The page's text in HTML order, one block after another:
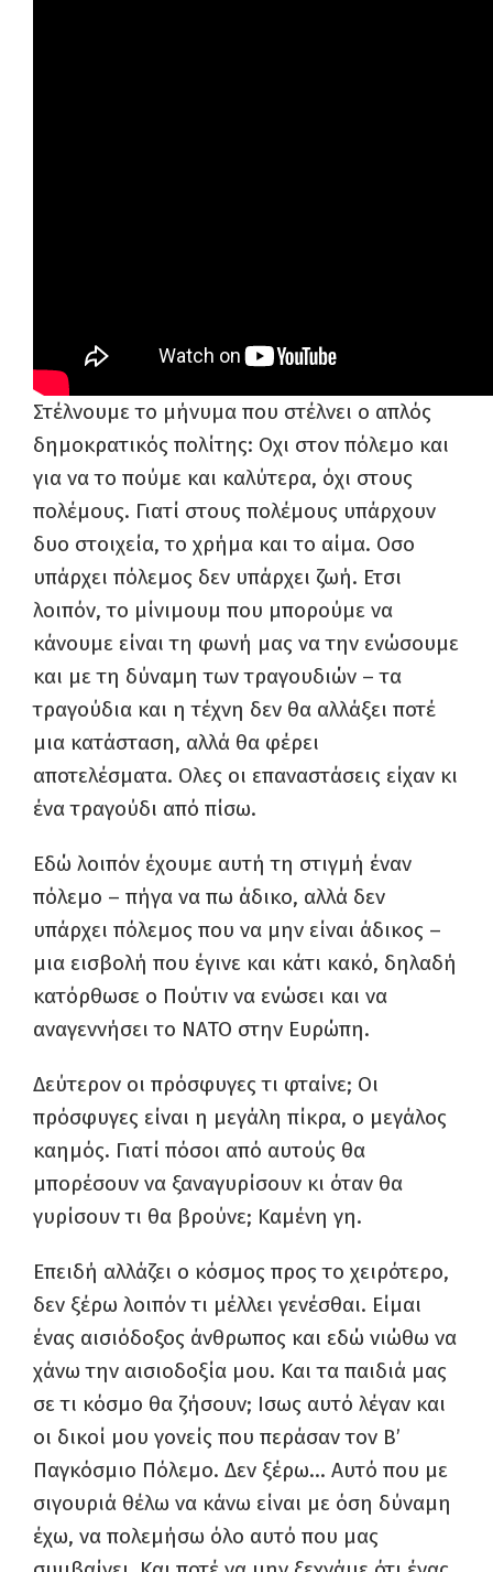
Στέλνουμε το μήνυμα που στέλνει ο απλός
δημοκρατικός πολίτης: Οχι στον πόλεμο και
για να το πούμε και καλύτερα, όχι στους
πολέμους. Γιατί στους πολέμους υπάρχουν
δυο στοιχεία, το χρήμα και το αίμα. Οσο
υπάρχει πόλεμος δεν υπάρχει ζωή. Ετσι
λοιπόν, το μίνιμουμ που μπορούμε να
κάνουμε είναι τη φωνή μας να την ενώσουμε
και με τη δύναμη των τραγουδιών – τα
τραγούδια και η τέχνη δεν θα αλλάξει ποτέ
μια κατάσταση, αλλά θα φέρει
αποτελέσματα. Ολες οι επαναστάσεις είχαν κι
ένα τραγούδι από πίσω.
Εδώ λοιπόν έχουμε αυτή τη στιγμή έναν
πόλεμο – πήγα να πω άδικο, αλλά δεν
υπάρχει πόλεμος που να μην είναι άδικος –
μια εισβολή που έγινε και κάτι κακό, δηλαδή
κατόρθωσε ο Πούτιν να ενώσει και να
αναγεννήσει το ΝΑΤΟ στην Ευρώπη.
Δεύτερον οι πρόσφυγες τι φταίνε; Οι
πρόσφυγες είναι η μεγάλη πίκρα, ο μεγάλος
καημός. Γιατί πόσοι από αυτούς θα
μπορέσουν να ξαναγυρίσουν κι όταν θα
γυρίσουν τι θα βρούνε; Καμένη γη.
Επειδή αλλάζει ο κόσμος προς το χειρότερο,
δεν ξέρω λοιπόν τι μέλλει γενέσθαι. Είμαι
ένας αισιόδοξος άνθρωπος και εδώ νιώθω να
χάνω την αισιοδοξία μου. Και τα παιδιά μας
σε τι κόσμο θα ζήσουν; Ισως αυτό λέγαν και
οι δικοί μου γονείς που περάσαν τον Β’
Παγκόσμιο Πόλεμο. Δεν ξέρω… Αυτό που με
σιγουριά θέλω να κάνω είναι με όση δύναμη
έχω, να πολεμήσω όλο αυτό που μας